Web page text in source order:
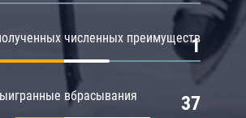
численных преимуществ
1
вбрасывания 37